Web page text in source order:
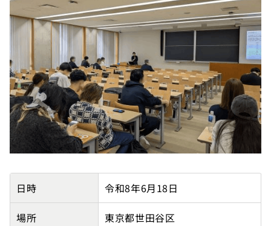
日本大学商学部の講師派遣実績詳細
日時 令和8年6月18日
場所 東京都世田谷区